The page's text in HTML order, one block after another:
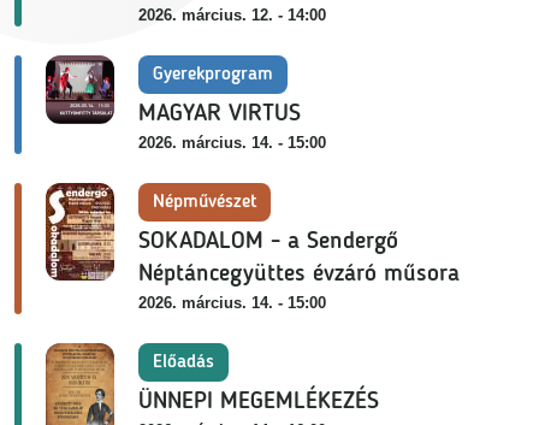
2026. március. 12. - 14:00
MAGYAR VIRTUS
Gyerekprogram
2026. március. 14. - 15:00
SOKADALOM - a Sendergő
Néptáncegyüttes évzáró műsora
Népművészet
2026. március. 14. - 15:00
ÜNNEPI MEGEMLÉKEZÉS
Előadás